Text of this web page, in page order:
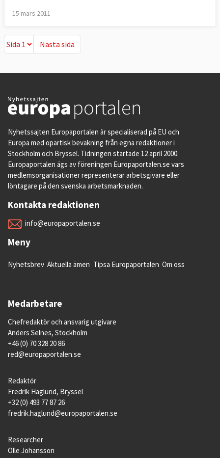
15 mars 2011
Nästa sida
Nästa sida
Nyhetssajten Europaportalen är specialiserad på EU och
Europa med opartisk bevakning från egna redaktioner i
Stockholm och Bryssel. Tidningen startade 12 april 2000.
Europaportalen ägs av föreningen Europaportalen.se vars
medlemsorganisationer representerar arbetsgivare eller
löntagare på den svenska arbetsmarknaden.
Kontakta redaktionen
info@europaportalen.se
Meny
Nyhetsbrev Aktuella ämen Tipsa Europaportalen Om oss
Medarbetare
Chefredaktör och ansvarig utgivare
Anders Selnes, Stockholm
+46 (0) 70 328 20 86
red@europaportalen.se
Redaktör
Fredrik Haglund, Bryssel
+32 (0) 493 77 87 26
fredrik.haglund@europaportalen.se
Researcher
Olle Johansson